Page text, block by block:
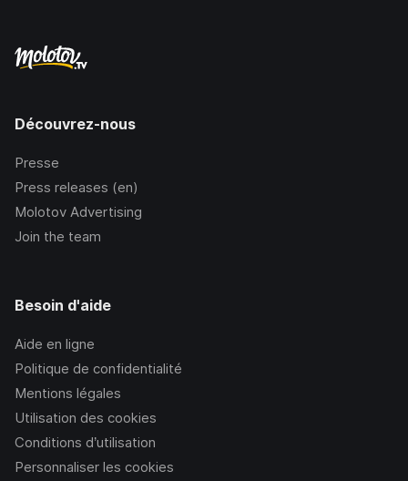
Découvrez-nous
Presse
Press releases (en)
Molotov Advertising
Join the team
Besoin d'aide
Aide en ligne
Politique de confidentialité
Mentions légales
Utilisation des cookies
Conditions d’utilisation
Personnaliser les cookies